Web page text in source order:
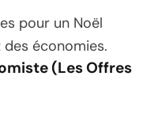
pour un Noël
des économies.
(Les Offres